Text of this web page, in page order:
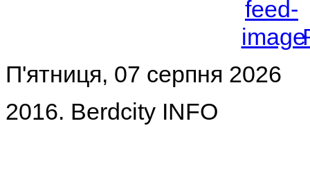
П'ятниця, 07 серпня 2026
2016. Berdcity INFO